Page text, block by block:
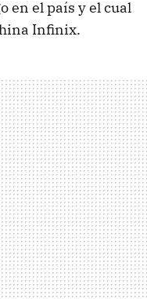
en el país y el cual
Infinix.